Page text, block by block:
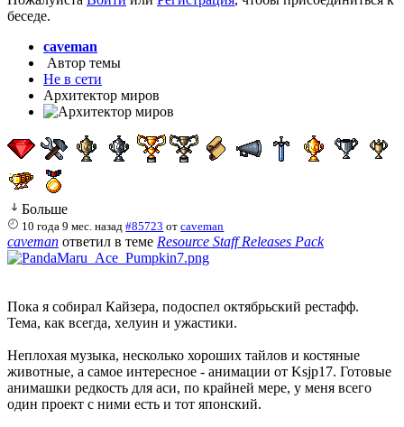
беседе.
caveman
Автор темы
Не в сети
Архитектор миров
Больше
10 года 9 мес. назад #85723 отcaveman
caveman ответил в теме Resource Staff Releases Pack
Пока я собирал Кайзера, подоспел октябрьский рестафф.
Тема, как всегда, хелуин и ужастики.
Неплохая музыка, несколько хороших тайлов и костяные
животные, а самое интересное - анимации от Ksjp17. Готовые
анимашки редкость для аси, по крайней мере, у меня всего
один проект с ними есть и тот японский.